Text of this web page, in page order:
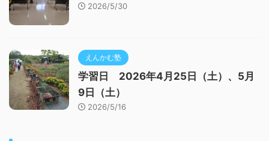
2026/5/30
えんかむ塾
学習日 2026年4月25日（土）、5月
9日（土）
2026/5/16